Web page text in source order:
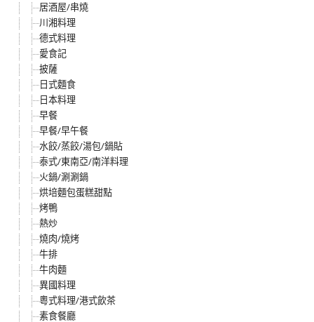
居酒屋/串燒
川湘料理
德式料理
愛食記
披薩
日式麵食
日本料理
早餐
早餐/早午餐
水餃/蒸餃/湯包/鍋貼
泰式/東南亞/南洋料理
火鍋/涮涮鍋
烘培麵包蛋糕甜點
烤鴨
熱炒
燒肉/燒烤
牛排
牛肉麵
異國料理
粵式料理/港式飲茶
素食餐廳